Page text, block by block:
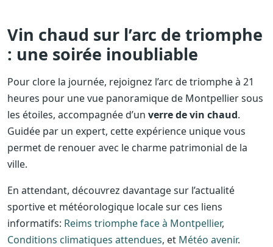
Vin chaud sur l’arc de triomphe
: une soirée inoubliable
Pour clore la journée, rejoignez l’arc de triomphe à 21
heures pour une vue panoramique de Montpellier sous
les étoiles, accompagnée d’un verre de vin chaud.
Guidée par un expert, cette expérience unique vous
permet de renouer avec le charme patrimonial de la
ville.
En attendant, découvrez davantage sur l’actualité
sportive et météorologique locale sur ces liens
informatifs: Reims triomphe face à Montpellier,
Conditions climatiques attendues, et Météo avenir.